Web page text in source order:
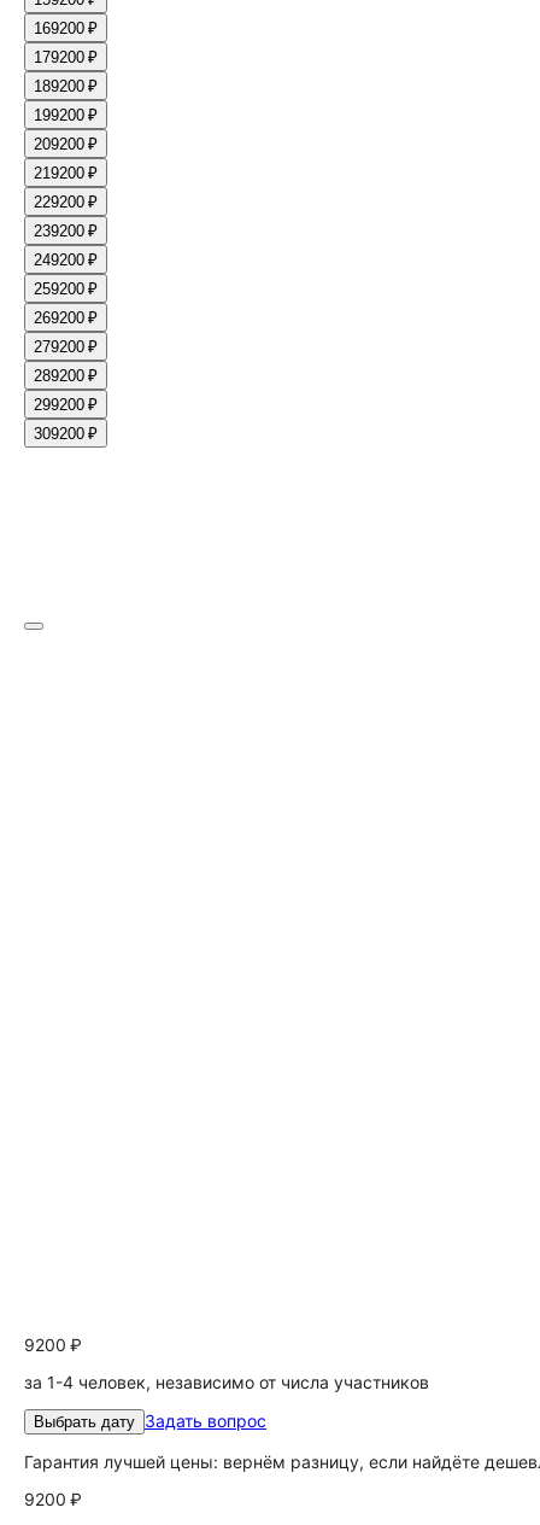
169200 ₽
179200 ₽
189200 ₽
199200 ₽
209200 ₽
219200 ₽
229200 ₽
239200 ₽
249200 ₽
259200 ₽
269200 ₽
279200 ₽
289200 ₽
299200 ₽
309200 ₽
9200 ₽
за 1-4 человек, независимо от числа участников
Выбрать дату Задать вопрос
Гарантия лучшей цены: вернём разницу, если найдёте
9200 ₽